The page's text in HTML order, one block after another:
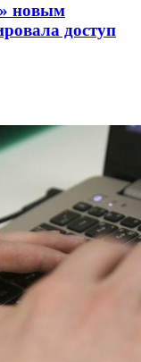
новым
доступ